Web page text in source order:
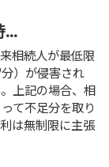
...
相続人が最低限
）が侵害され
上記の場合、相
て不足分を取り
は無制限に主張